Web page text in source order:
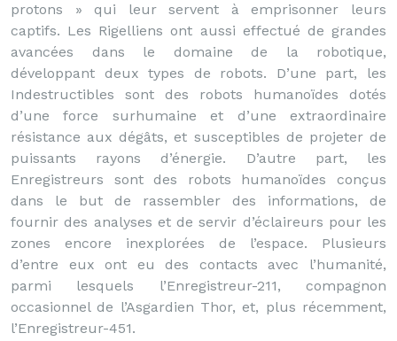
protons » qui leur servent à emprisonner leurs
captifs. Les Rigelliens ont aussi effectué de grandes
avancées dans le domaine de la robotique,
développant deux types de robots. D’une part, les
Indestructibles sont des robots humanoïdes dotés
d’une force surhumaine et d’une extraordinaire
résistance aux dégâts, et susceptibles de projeter de
puissants rayons d’énergie. D’autre part, les
Enregistreurs sont des robots humanoïdes conçus
dans le but de rassembler des informations, de
fournir des analyses et de servir d’éclaireurs pour les
zones encore inexplorées de l’espace. Plusieurs
d’entre eux ont eu des contacts avec l’humanité,
parmi lesquels l’Enregistreur-211, compagnon
occasionnel de l’Asgardien Thor, et, plus récemment,
l’Enregistreur-451.